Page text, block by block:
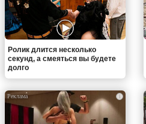
Ролик длится несколько
секунд, а смеяться вы будете
долго
i